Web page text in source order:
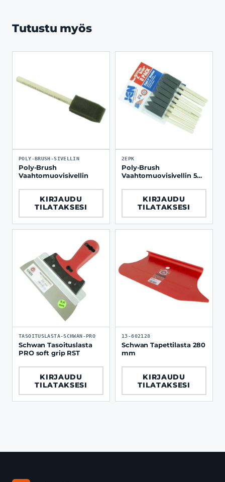
Tutustu myös
POLY-BRUSH-SIVELLIN
Poly-Brush
Vaahtomuovisivellin
KIRJAUDU
TILATAKSESI
2EPK
Poly-Brush
Vaahtomuovisivellin 50
KIRJAUDU
TILATAKSESI
TASOITUSLASTA-SCHWAN-PRO
Schwan Tasoituslasta
PRO soft grip RST
KIRJAUDU
TILATAKSESI
13-602128
Schwan Tapettilasta 280
mm
KIRJAUDU
TILATAKSESI